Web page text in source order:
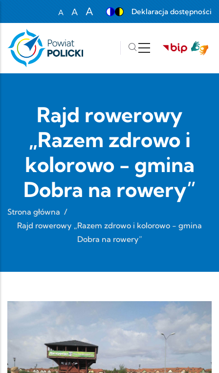
A
Set font size to 100%
A
A
Deklaracja dostępności
Rajd rowerowy
„Razem zdrowo i
kolorowo - gmina
Dobra na rowery”
Strona główna /
Rajd rowerowy „Razem zdrowo i kolorowo - gmina
Dobra na rowery”